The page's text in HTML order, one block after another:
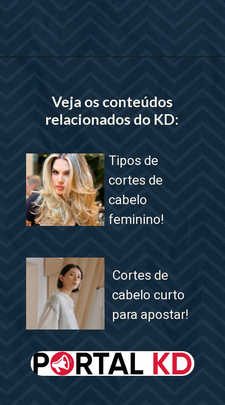
Veja os conteúdos
relacionados do KD:
Tipos de
cortes de
cabelo
feminino!
Cortes de
cabelo curto
para apostar!